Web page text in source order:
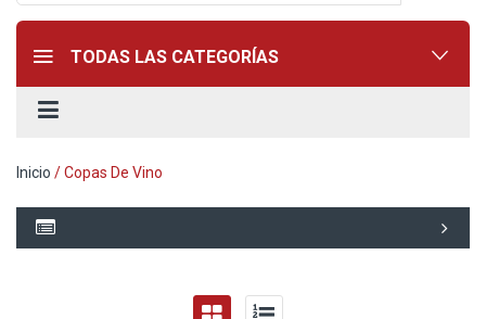
TODAS LAS CATEGORÍAS
Inicio / Copas De Vino